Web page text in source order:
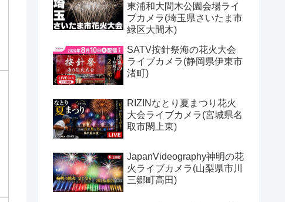
東浦和大間木公園会場ライ
ブカメラ(埼玉県さいたま市
緑区大間木)
SATV按針祭海の花火大会
ライブカメラ(静岡県伊東市
渚町)
RIZINなとり夏まつり花火
大会ライブカメラ(宮城県名
取市閖上東)
JapanVideography神明の花
火ライブカメラ(山梨県市川
三郷町高田)